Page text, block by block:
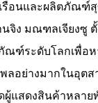
รือนและผลิตภัณฑ์
นจิง มณฑลเจียง
ฑ์ระดับโลกเพื่อ
พลอย่างมากในอุ
ผู้แสดงสินค้าหล